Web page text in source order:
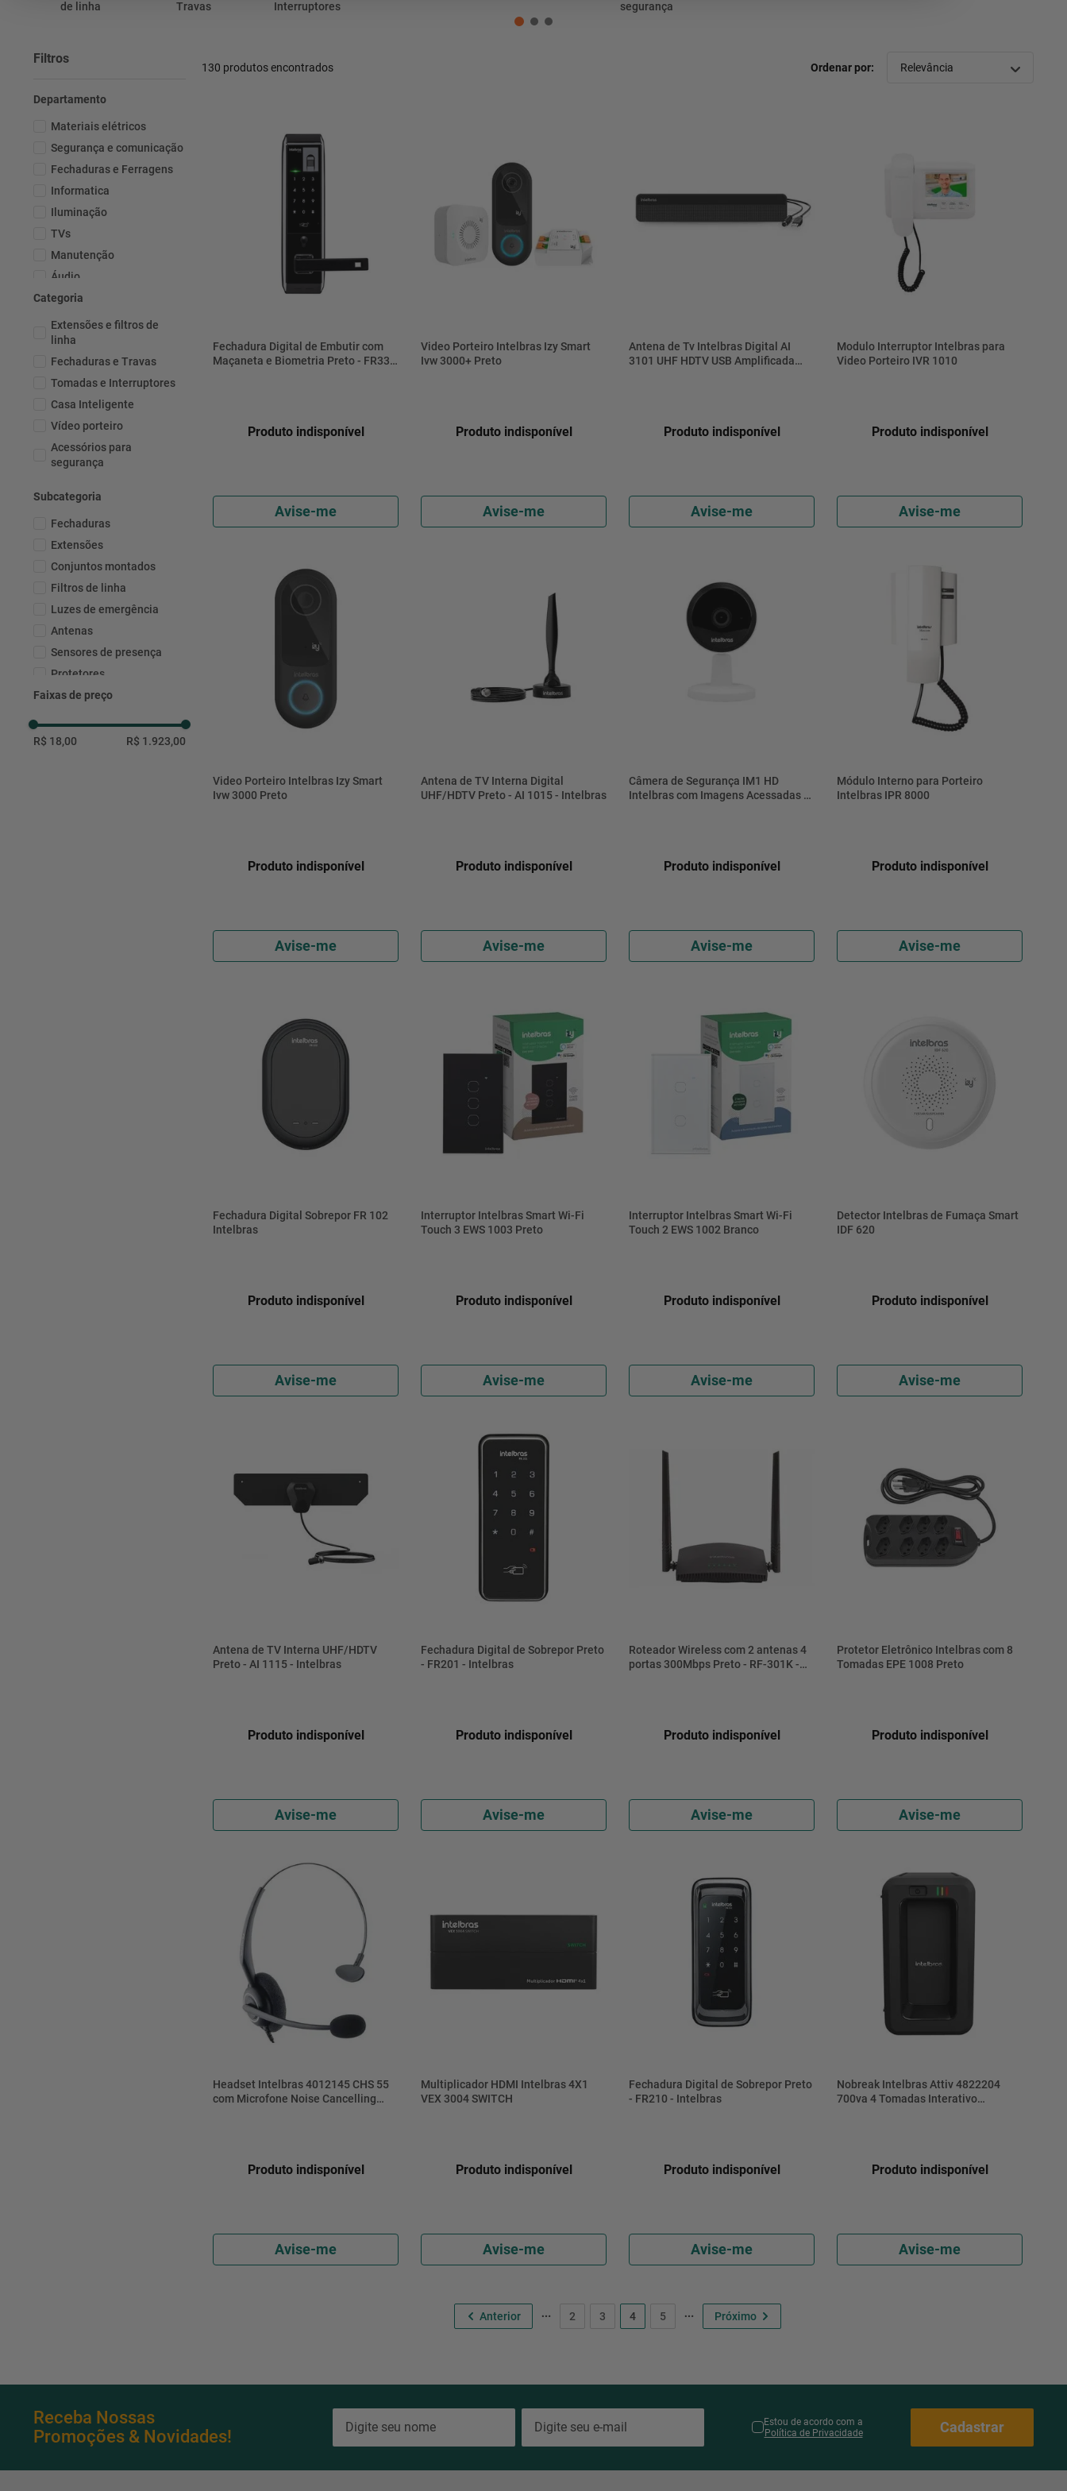
de linha
Travas
Interruptores
segurança
Filtros
Departamento
Materiais elétricos
Segurança e comunicação
Fechaduras e Ferragens
Informatica
Iluminação
TVs
Manutenção
Áudio
Telefonia
Categoria
Extensões e filtros de
linha
Fechaduras e Travas
Tomadas e Interruptores
Casa Inteligente
Vídeo porteiro
Acessórios para
segurança
Acessórios para tv
Lâmpadas
Roteadores
Subcategoria
Fechaduras
Extensões
Conjuntos montados
Filtros de linha
Luzes de emergência
Antenas
Sensores de presença
Protetores
Estabilizadores
Faixas de preço
R$ 18,00 R$ 1.923,00
130 produtos Relevância
Fechadura Digital de Embutir com
Maçaneta e Biometria Preto - FR330
Produto indisponível
Avise-me
Video Porteiro Intelbras Izy Smart
Ivw 3000+ Preto
Produto indisponível
Avise-me
Antena de Tv Intelbras Digital AI
3101 UHF HDTV USB Amplificada
Produto indisponível
Avise-me
Modulo Interruptor Intelbras para
Video Porteiro IVR 1010
Produto indisponível
Avise-me
Video Porteiro Intelbras Izy Smart
Ivw 3000 Preto
Produto indisponível
Avise-me
Antena de TV Interna Digital
UHF/HDTV Preto - AI 1015 - Intelbras
Produto indisponível
Avise-me
Câmera de Segurança IM1 HD
Intelbras com Imagens Acessadas a
Produto indisponível
Avise-me
Módulo Interno para Porteiro
Intelbras IPR 8000
Produto indisponível
Avise-me
Fechadura Digital Sobrepor FR 102
Intelbras
Produto indisponível
Avise-me
Interruptor Intelbras Smart Wi-Fi
Touch 3 EWS 1003 Preto
Produto indisponível
Avise-me
Interruptor Intelbras Smart Wi-Fi
Touch 2 EWS 1002 Branco
Produto indisponível
Avise-me
Detector Intelbras de Fumaça Smart
IDF 620
Produto indisponível
Avise-me
Antena de TV Interna UHF/HDTV
Preto - AI 1115 - Intelbras
Produto indisponível
Avise-me
Fechadura Digital de Sobrepor Preto
- FR201 - Intelbras
Produto indisponível
Avise-me
Roteador Wireless com 2 antenas 4
portas 300Mbps Preto - RF-301K -
Produto indisponível
Avise-me
Protetor Eletrônico Intelbras com 8
Tomadas EPE 1008 Preto
Produto indisponível
Avise-me
Headset Intelbras 4012145 CHS 55
com Microfone Noise Cancelling
Produto indisponível
Avise-me
Multiplicador HDMI Intelbras 4X1
VEX 3004 SWITCH
Produto indisponível
Avise-me
Fechadura Digital de Sobrepor Preto
- FR210 - Intelbras
Produto indisponível
Avise-me
Nobreak Intelbras Attiv 4822204
700va 4 Tomadas Interativo
Produto indisponível
Avise-me
2 3 4 5
Receba Nossas
Promoções & Novidades!
Estou de acordo com a
Política de Privacidade
Cadastrar
mesa